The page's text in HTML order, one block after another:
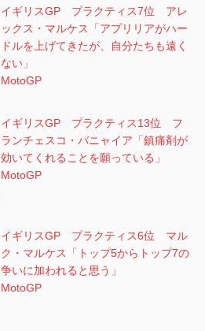
イギリスGP プラクティス7位 アレ
ックス・マルケス「アプリリアがハー
ドルを上げてきたが、自分たちも遠く
ない」
MotoGP
イギリスGP プラクティス13位 フ
ランチェスコ・バニャイア「鎮痛剤が
効いてくれることを願っている」
MotoGP
イギリスGP プラクティス6位 マル
ク・マルケス「トップ5からトップ7の
争いに加われると思う」
MotoGP